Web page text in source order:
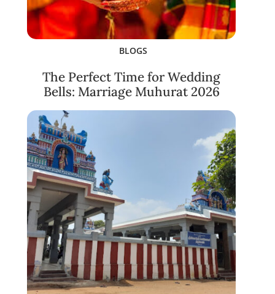
BLOGS
The Perfect Time for Wedding
Bells: Marriage Muhurat 2026